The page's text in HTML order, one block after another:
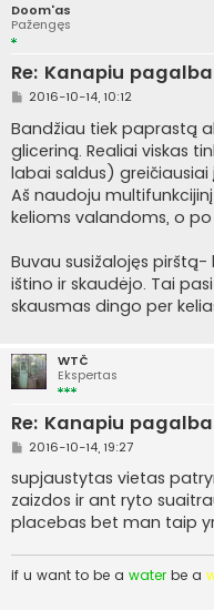
Doom'as
Pažengęs
Re: Kanapiu pagalba
S
a
n
d
a
r
t
i
n
2016-10-14, 10:12
Bandžiau tiek paprastą
gliceriną. Realiai viskas
labai saldus) greičiausiai
Aš naudoju
kelioms valandoms, o
Buvau susižalojęs pirštą-
ištino ir skaudėjo. Tai
skausmas dingo per
WTČ
Ekspertas
Re: Kanapiu pagalba
S
a
n
d
a
r
i
n
2016-10-14, 19:27
supjaustytas vietas
zaizdos ir ant ryto
placebas bet man taip
if u want to be a water be a